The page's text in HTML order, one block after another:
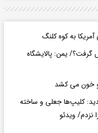
به کوه کلنگ
گرفت؟/ یمن: پالایشگاه
کلیپ‌ها جعلی و ساخته
ویدئو